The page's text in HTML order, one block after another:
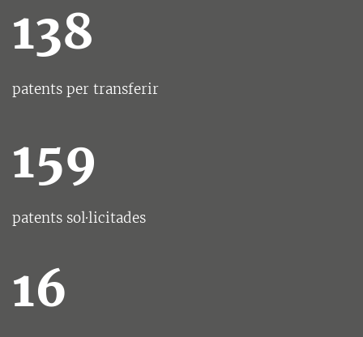
138
patents per transferir
159
patents sol·licitades
16